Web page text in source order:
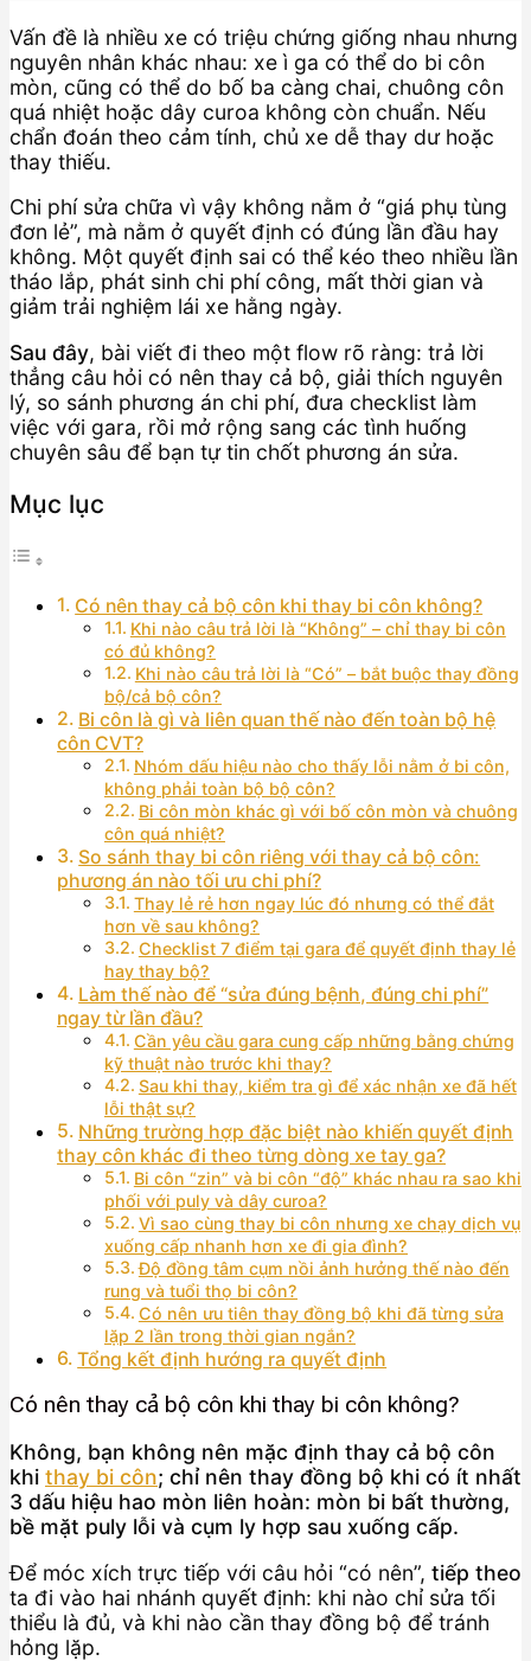
Vấn đề là nhiều xe có triệu chứng giống nhau nhưng
nguyên nhân khác nhau: xe ì ga có thể do bi côn
mòn, cũng có thể do bố ba càng chai, chuông côn
quá nhiệt hoặc dây curoa không còn chuẩn. Nếu
chẩn đoán theo cảm tính, chủ xe dễ thay dư hoặc
thay thiếu.
Chi phí sửa chữa vì vậy không nằm ở “giá phụ tùng
đơn lẻ”, mà nằm ở quyết định có đúng lần đầu hay
không. Một quyết định sai có thể kéo theo nhiều lần
tháo lắp, phát sinh chi phí công, mất thời gian và
giảm trải nghiệm lái xe hằng ngày.
Sau đây, bài viết đi theo một flow rõ ràng: trả lời
thẳng câu hỏi có nên thay cả bộ, giải thích nguyên
lý, so sánh phương án chi phí, đưa checklist làm
việc với gara, rồi mở rộng sang các tình huống
chuyên sâu để bạn tự tin chốt phương án sửa.
Mục lục
Có nên thay cả bộ côn khi thay bi côn không?
Khi nào câu trả lời là “Không” – chỉ thay bi côn
có đủ không?
Khi nào câu trả lời là “Có” – bắt buộc thay đồng
bộ/cả bộ côn?
Bi côn là gì và liên quan thế nào đến toàn bộ hệ
côn CVT?
Nhóm dấu hiệu nào cho thấy lỗi nằm ở bi côn,
không phải toàn bộ bộ côn?
Bi côn mòn khác gì với bố côn mòn và chuông
côn quá nhiệt?
So sánh thay bi côn riêng với thay cả bộ côn:
phương án nào tối ưu chi phí?
Thay lẻ rẻ hơn ngay lúc đó nhưng có thể đắt
hơn về sau không?
Checklist 7 điểm tại gara để quyết định thay lẻ
hay thay bộ?
Làm thế nào để “sửa đúng bệnh, đúng chi phí”
ngay từ lần đầu?
Cần yêu cầu gara cung cấp những bằng chứng
kỹ thuật nào trước khi thay?
Sau khi thay, kiểm tra gì để xác nhận xe đã hết
lỗi thật sự?
Những trường hợp đặc biệt nào khiến quyết định
thay côn khác đi theo từng dòng xe tay ga?
Bi côn “zin” và bi côn “độ” khác nhau ra sao khi
phối với puly và dây curoa?
Vì sao cùng thay bi côn nhưng xe chạy dịch vụ
xuống cấp nhanh hơn xe đi gia đình?
Độ đồng tâm cụm nồi ảnh hưởng thế nào đến
rung và tuổi thọ bi côn?
Có nên ưu tiên thay đồng bộ khi đã từng sửa
lặp 2 lần trong thời gian ngắn?
Tổng kết định hướng ra quyết định
Có nên thay cả bộ côn khi thay bi côn không?
Không, bạn không nên mặc định thay cả bộ côn
khi thay bi côn; chỉ nên thay đồng bộ khi có ít nhất
3 dấu hiệu hao mòn liên hoàn: mòn bi bất thường,
bề mặt puly lỗi và cụm ly hợp sau xuống cấp.
Để móc xích trực tiếp với câu hỏi “có nên”, tiếp theo
ta đi vào hai nhánh quyết định: khi nào chỉ sửa tối
thiểu là đủ, và khi nào cần thay đồng bộ để tránh
hỏng lặp.